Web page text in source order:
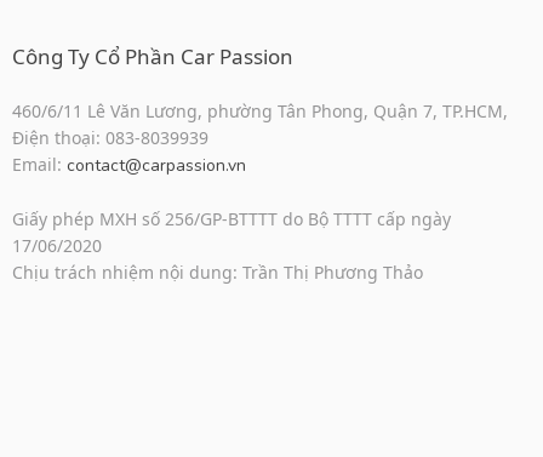
Công Ty Cổ Phần Car Passion
460/6/11 Lê Văn Lương, phường Tân Phong, Quận 7, TP.HCM,
Điện thoại: 083-8039939
Email: contact@carpassion.vn
Giấy phép MXH số 256/GP-BTTTT do Bộ TTTT cấp ngày
17/06/2020
Chịu trách nhiệm nội dung: Trần Thị Phương Thảo